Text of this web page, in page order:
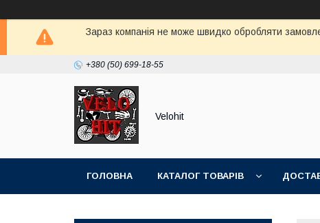
Зараз компанія не може швидко обробляти
+380 (50) 699-18-55
Velohit
ГОЛОВНА КАТАЛОГ ТОВАРІВ